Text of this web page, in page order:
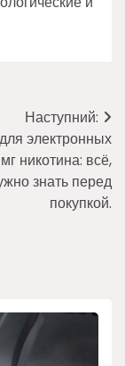
Наступний:
электронных
никотина: всё,
знать перед
покупкой.